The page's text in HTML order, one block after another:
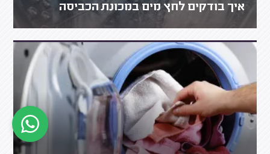
איך בודקים לחץ מים במכונת הכביסה